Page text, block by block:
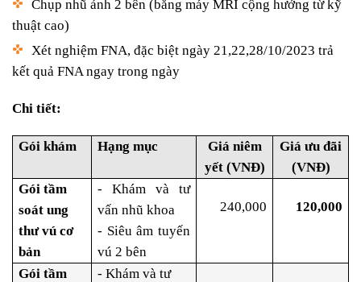
Chụp nhũ ảnh 2 bên (bằng máy MRI cộng hưởng từ kỹ
thuật cao)
Xét nghiệm FNA, đặc biệt ngày 21,22,28/10/2023 trả
kết quả FNA ngay trong ngày
Chi tiết:
Gói khám Hạng mục
Giá niêm
yết (VNĐ)
Giá ưu đãi
(VNĐ)
Gói tầm
soát ung
thư vúcơ
bản
- Khám và tư
vấn nhũ khoa
- Siêu âm tuyến
vú 2 bên
240,000 120,000
Gói tầm
- Khám và tư